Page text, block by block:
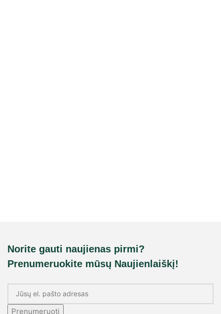
Norite gauti naujienas pirmi?
Prenumeruokite mūsų Naujienlaiškį!
Prenumeruoti